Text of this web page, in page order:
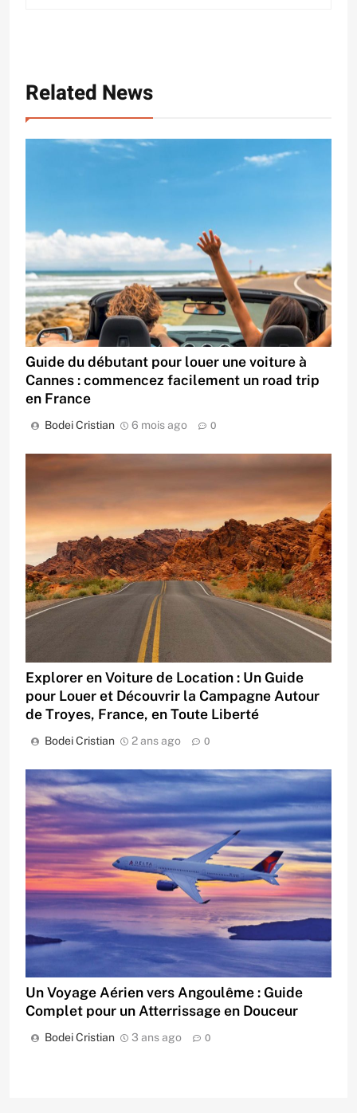
Related News
Guide du débutant pour louer une voiture à
Cannes : commencez facilement un road trip
en France
Bodei Cristian 6 mois ago 0
Explorer en Voiture de Location : Un Guide
pour Louer et Découvrir la Campagne Autour
de Troyes, France, en Toute Liberté
Bodei Cristian 2 ans ago 0
Un Voyage Aérien vers Angoulême : Guide
Complet pour un Atterrissage en Douceur
Bodei Cristian 3 ans ago 0